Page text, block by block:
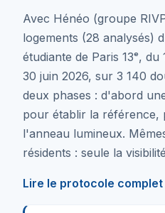
Avec Hénéo (groupe
logements (28 analysés)
étudiante de Paris 13ᵉ,
30 juin 2026, sur 3 140
deux phases : d'abord
pour établir la référence,
l'anneau lumineux.
résidents : seule la
Lire le protocole